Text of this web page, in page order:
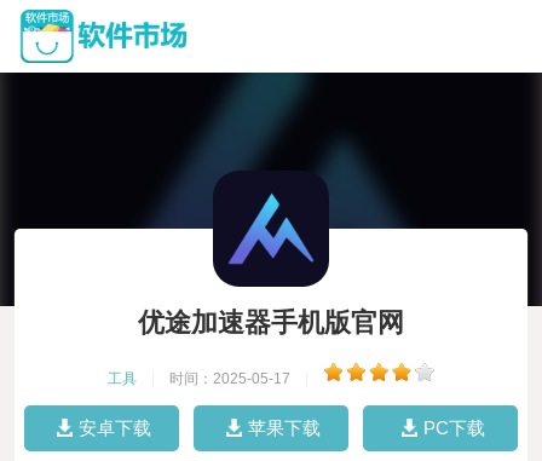
优途加速器手机版官网
工具 时间：2025-05-17
安卓下载 苹果下载 PC下载